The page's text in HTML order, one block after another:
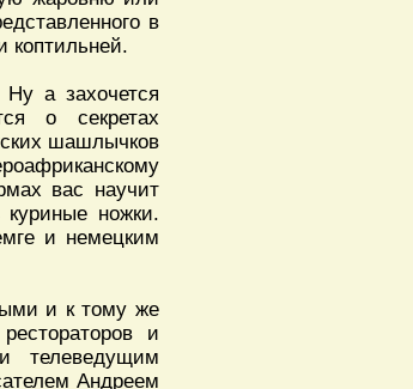
в
коптильней.
а захочется
о секретах
шашлычков
вас научит
ножки.
и немецким
и к тому же
и
телеведущим
Андреем